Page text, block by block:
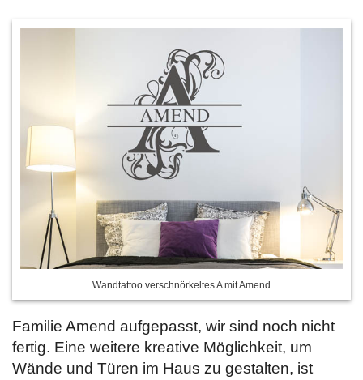
Wandtattoo verschnörkeltes A mit Amend
Familie Amend aufgepasst, wir sind noch nicht
fertig. Eine weitere kreative Möglichkeit, um
Wände und Türen im Haus zu gestalten, ist